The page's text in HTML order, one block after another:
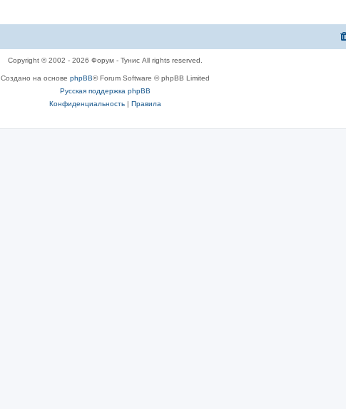
Copyright © 2002 - 2026 Форум - Тунис All rights reserved.
Создано на основе phpBB® Forum Software © phpBB Limited
Русская поддержка phpBB
Конфиденциальность| Правила